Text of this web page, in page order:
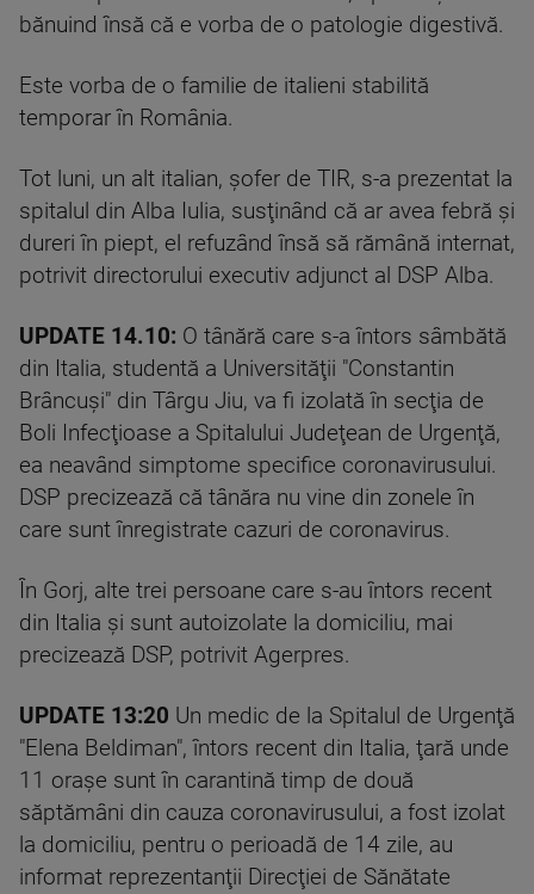
bănuind însă că e vorba de o patologie digestivă.
Este vorba de o familie de italieni stabilită
temporar în România.
Tot luni, un alt italian, şofer de TIR, s-a prezentat la
spitalul din Alba Iulia, susţinând că ar avea febră şi
dureri în piept, el refuzând însă să rămână internat,
potrivit directorului executiv adjunct al DSP Alba.
UPDATE 14.10: O tânără care s-a întors sâmbătă
din Italia, studentă a Universităţii "Constantin
Brâncuşi" din Târgu Jiu, va fi izolată în secţia de
Boli Infecţioase a Spitalului Judeţean de Urgenţă,
ea neavând simptome specifice coronavirusului.
DSP precizează că tânăra nu vine din zonele în
care sunt înregistrate cazuri de coronavirus.
În Gorj, alte trei persoane care s-au întors recent
din Italia și sunt autoizolate la domiciliu, mai
precizează DSP, potrivit Agerpres.
UPDATE 13:20 Un medic de la Spitalul de Urgenţă
"Elena Beldiman", întors recent din Italia, ţară unde
11 oraşe sunt în carantină timp de două
săptămâni din cauza coronavirusului, a fost izolat
la domiciliu, pentru o perioadă de 14 zile, au
informat reprezentanţii Direcţiei de Sănătate